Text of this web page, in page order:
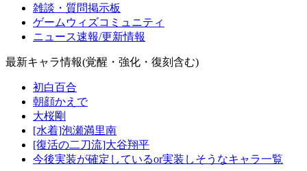
雑談・質問掲示板
ゲームウィズコミュニティ
ニュース速報/更新情報
最新キャラ情報(覚醒・強化・復刻含む)
初白百合
朝顔かえで
大桜剛
[水着]泡瀬満里南
[復活の二刀流]大谷翔平
今後実装が確定しているor実装しそうなキャラ一覧